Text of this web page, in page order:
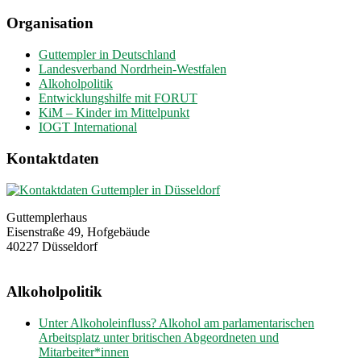
Organisation
Guttempler in Deutschland
Landesverband Nordrhein-Westfalen
Alkoholpolitik
Entwicklungshilfe mit FORUT
KiM – Kinder im Mittelpunkt
IOGT International
Kontaktdaten
Guttemplerhaus
Eisenstraße 49, Hofgebäude
40227 Düsseldorf
Alkoholpolitik
Unter Alkoholeinfluss? Alkohol am parlamentarischen
Arbeitsplatz unter britischen Abgeordneten und
Mitarbeiter*innen